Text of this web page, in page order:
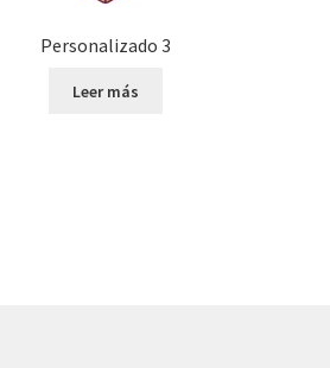
Personalizado 3
Leer más